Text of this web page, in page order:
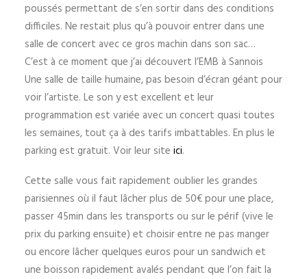
poussés permettant de s’en sortir dans des conditions
difficiles. Ne restait plus qu’à pouvoir entrer dans une
salle de concert avec ce gros machin dans son sac…
C’est à ce moment que j’ai découvert l’EMB à Sannois
Une salle de taille humaine, pas besoin d’écran géant pour
voir l’artiste. Le son y est excellent et leur
programmation est variée avec un concert quasi toutes
les semaines, tout ça à des tarifs imbattables. En plus le
parking est gratuit. Voir leur site ici.
Cette salle vous fait rapidement oublier les grandes
parisiennes où il faut lâcher plus de 50€ pour une place,
passer 45min dans les transports ou sur le périf (vive le
prix du parking ensuite) et choisir entre ne pas manger
ou encore lâcher quelques euros pour un sandwich et
une boisson rapidement avalés pendant que l’on fait la